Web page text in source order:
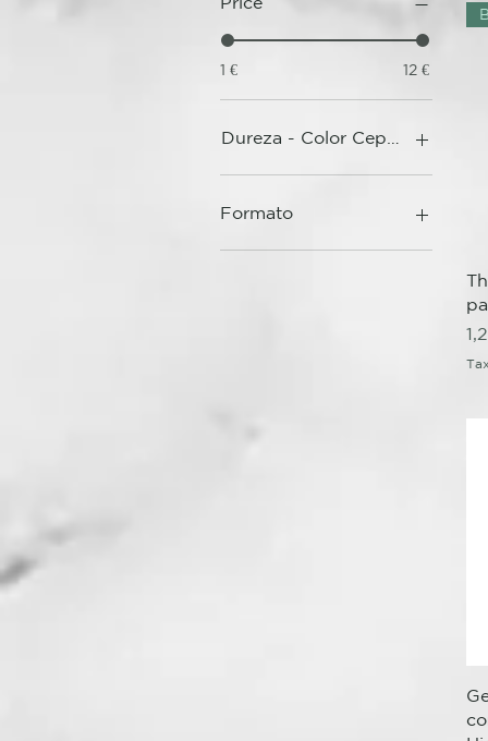
1 € 12 €
Dureza - Color Cepillo
Formato
140 Unidades Bolsa